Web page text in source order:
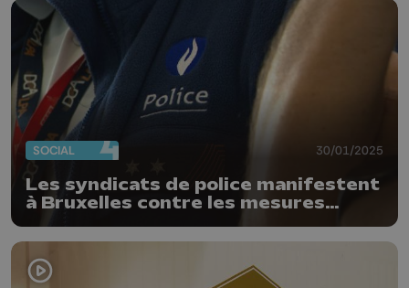
SOCIAL 30/01/2025
Les syndicats de police manifestent
à Bruxelles contre les mesures